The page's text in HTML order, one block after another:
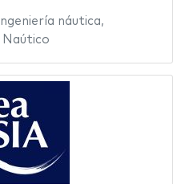
Ingeniería náutica,
Naútico